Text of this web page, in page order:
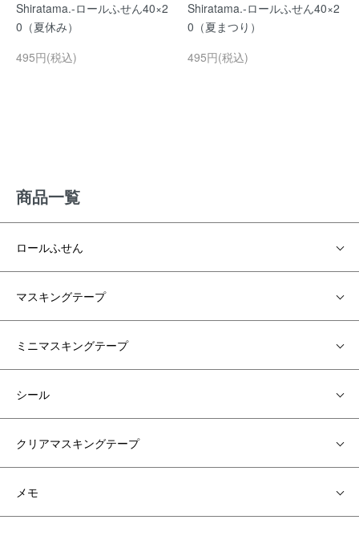
Shiratama.-ロールふせん40×2
0（夏休み）
495円(税込)
Shiratama.-ロールふせん40×2
0（夏まつり）
495円(税込)
商品一覧
ロールふせん
マスキングテープ
ミニマスキングテープ
シール
クリアマスキングテープ
メモ